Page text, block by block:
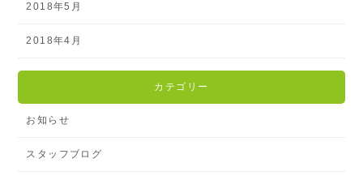
2018年5月
2018年4月
カテゴリー
お知らせ
スタッフブログ